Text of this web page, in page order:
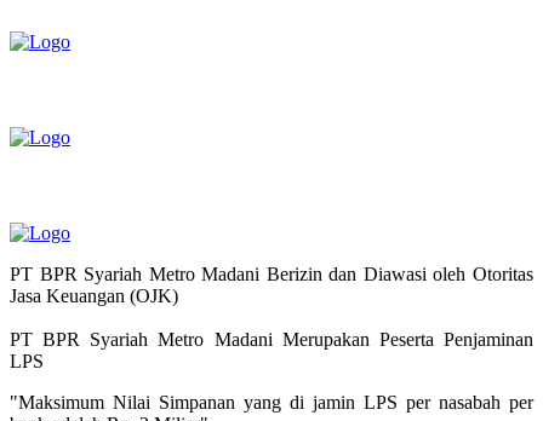
PT BPR Syariah Metro Madani Berizin dan Diawasi oleh Otoritas
Jasa Keuangan (OJK)
PT BPR Syariah Metro Madani Merupakan Peserta Penjaminan
LPS
"Maksimum Nilai Simpanan yang di jamin LPS per nasabah per